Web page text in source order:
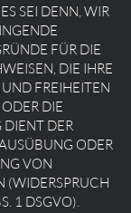
SEI DENN, WIR
FÜR DIE
DIE IHRE
FREIHEITEN
DIE
DIENT DER
ODER
VON
(WIDERSPRUCH
1 DSGVO).